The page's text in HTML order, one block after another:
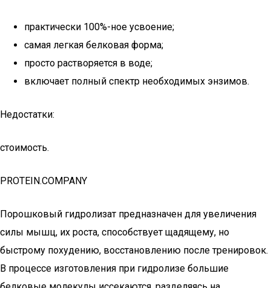
практически 100%-ное усвоение;
самая легкая белковая форма;
просто растворяется в воде;
включает полный спектр необходимых энзимов.
Недостатки:
стоимость.
PROTEIN.COMPANY
Порошковый гидролизат предназначен для увеличения
силы мышц, их роста, способствует щадящему, но
быстрому похудению, восстановлению после тренировок.
В процессе изготовления при гидролизе большие